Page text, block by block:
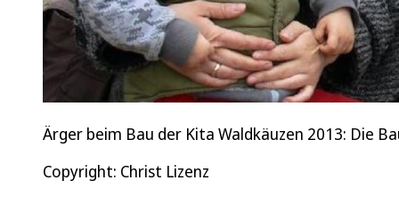
Ärger beim Bau der Kita Waldkäuzen 2013: Die
Copyright: Christ Lizenz